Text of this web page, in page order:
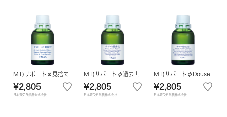
MT)サポートφ見捨て
¥2,805
日本豊受自然農株式会社
MT)サポートφ過去世
¥2,805
日本豊受自然農株式会社
MT)サポートφDouse
¥2,805
日本豊受自然農株式会社